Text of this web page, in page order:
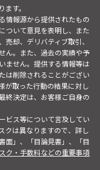
す。
情報源から提供されたもの
ついて意見を表明し、また
却、デリバティブ取引、
ん。また、過去の実績や予
ません。提供する情報等は
は削除されることがござい
が取った行動の結果に対し
終決定は、お客様ご自身の
ビス等について言及してい
クは異なりますので、詳し
面」、「目論見書」、「目
ク・手数料などの重要事項